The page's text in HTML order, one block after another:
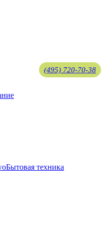
(495) 720-70-38
Бытовая техника